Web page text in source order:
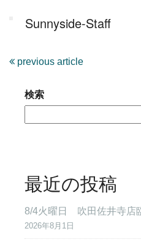
Sunnyside-Staff
previous article
検索
最近の投稿
8/4火曜日 吹田佐井寺店
2026年8月1日